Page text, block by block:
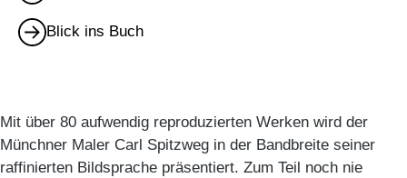
Blick ins Buch
Mit über 80 aufwendig reproduzierten Werken wird der
Münchner Maler Carl Spitzweg in der Bandbreite seiner
raffinierten Bildsprache präsentiert. Zum Teil noch nie